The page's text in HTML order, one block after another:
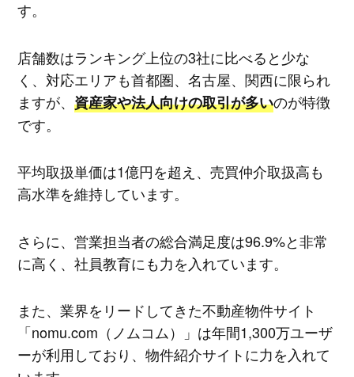
す。
店舗数はランキング上位の3社に比べると少な
く、対応エリアも首都圏、名古屋、関西に限られ
ますが、 資産家や法人向けの取引が多いのが特徴
です。
平均取扱単価は1億円を超え、売買仲介取扱高も
高水準を維持しています。
さらに、営業担当者の総合満足度は96.9%と非常
に高く、社員教育にも力を入れています。
また、業界をリードしてきた不動産物件サイト
「nomu.com（ノムコム）」は年間1,300万ユーザ
ーが利用しており、物件紹介サイトに力を入れて